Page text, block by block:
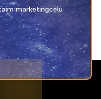
marketingcélú